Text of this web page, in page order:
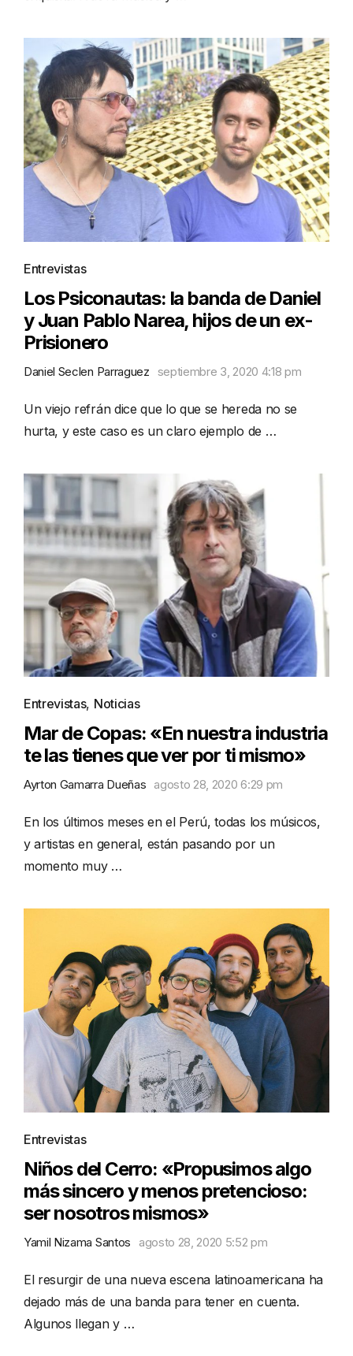
Entrevistas
Los Psiconautas: la banda de Daniel
y Juan Pablo Narea, hijos de un ex-
Prisionero
Daniel Seclen Parraguez septiembre 3, 2020 4:18 pm
Un viejo refrán dice que lo que se hereda no se
hurta, y este caso es un claro ejemplo de …
Entrevistas, Noticias
Mar de Copas: «En nuestra industria
te las tienes que ver por ti mismo»
Ayrton Gamarra Dueñas agosto 28, 2020 6:29 pm
En los últimos meses en el Perú, todas los músicos,
y artistas en general, están pasando por un
momento muy …
Entrevistas
Niños del Cerro: «Propusimos algo
más sincero y menos pretencioso:
ser nosotros mismos»
Yamil Nizama Santos agosto 28, 2020 5:52 pm
El resurgir de una nueva escena latinoamericana ha
dejado más de una banda para tener en cuenta.
Algunos llegan y …